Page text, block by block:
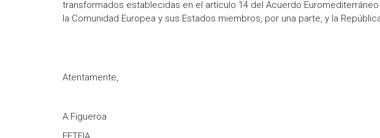
transformados establecidas en el artículo 14 del Acuerdo
la Comunidad Europea y sus Estados miembros, por una parte, y la
Atentamente,
A.Figueroa